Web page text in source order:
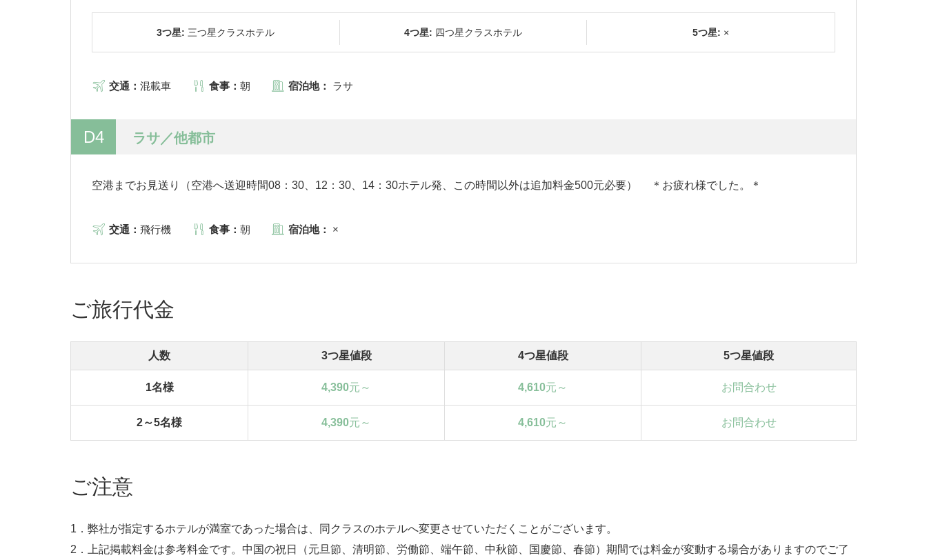
3つ星: 三つ星クラスホテル 4つ星: 四つ星クラスホテル 5つ星: ×
交通： 混載車 食事： 朝 宿泊地： ラサ
D4 ラサ／他都市
空港までお見送り（空港へ送迎時間08：30、12：30、14：30ホテル発、この時間以外は追加料金500元必要） ＊お疲れ様でした。＊
交通： 飛行機 食事： 朝 宿泊地： ×
ご旅行代金
人数 3つ星値段 4つ星値段 5つ星値段
1名様 4,390元～ 4,610元～ お問合わせ
2～5名様 4,390元～ 4,610元～ お問合わせ
ご注意
1．弊社が指定するホテルが満室であった場合は、同クラスのホテルへ変更させていただくことがございます。
2．上記掲載料金は参考料金です。中国の祝日（元旦節、清明節、労働節、端午節、中秋節、国慶節、春節）期間では料金が変動する場合がありますのでご了